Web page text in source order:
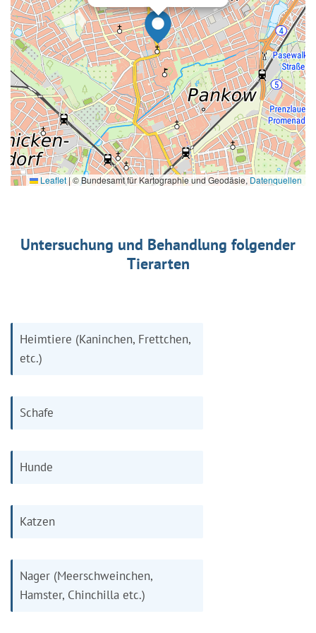
Leaflet | © Bundesamt für Kartographie und Geodäsie, Datenquellen
Untersuchung und Behandlung folgender
Tierarten
Heimtiere (Kaninchen, Frettchen,
etc.)
Schafe
Hunde
Katzen
Nager (Meerschweinchen,
Hamster, Chinchilla etc.)